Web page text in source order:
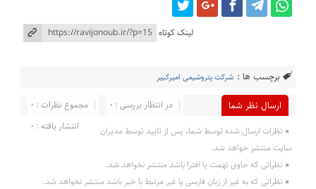
لینک کوتاه
برچسب ها : شرکت پتروشیمی امیرکبیر
ارسال نظر شما مجموع نظرات : 0
در انتظار بررسی : 0
انتشار یافته : 0
نظرات ارسال شده توسط شما، پس از تایید توسط مدیران
سایت منتشر خواهد شد.
نظراتی که حاوی تهمت یا افترا باشد منتشر نخواهد شد.
نظراتی که به غیر از زبان فارسی یا غیر مرتبط با خبر باشد منتشر نخواهد شد.